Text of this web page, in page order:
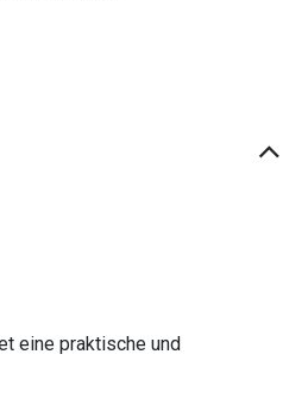
eine praktische und